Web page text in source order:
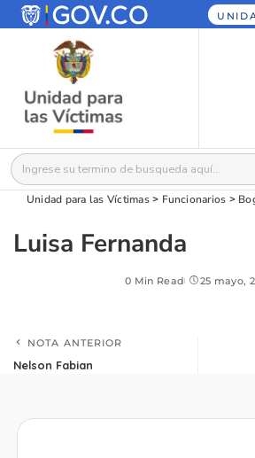
Buscar:
Unidad para las Víctimas> Funcionarios >
Luisa Fernanda
0 Min Read 25 mayo,
NOTA ANTERIOR
Nelson Fabian